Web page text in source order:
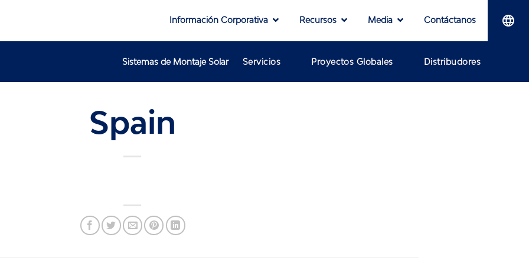
Información Corporativa Recursos Media Contáctanos
Sistemas de Montaje Solar Servicios Proyectos Globales Distribudores
Spain